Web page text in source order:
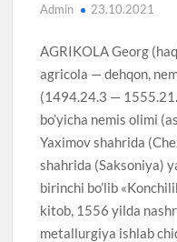
Admin 23.10.2021
AGRIKOLA Georg
agricola — dehqon,
(1494.24.3 —
bo’yicha nemis olimi
Yaximov shahrida
shahrida (Saksoniya)
birinchi bo’lib
kitob, 1556 yilda
metallurgiya ishlab